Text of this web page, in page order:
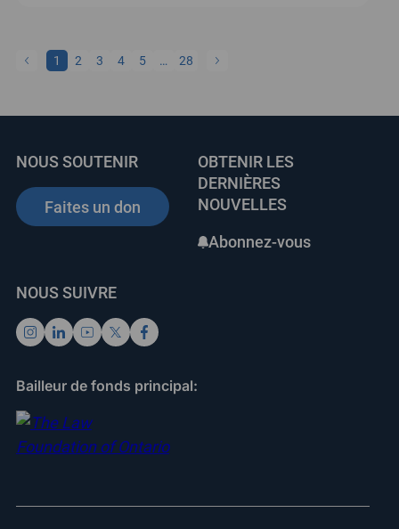
1 2 3 4 5 … 28
NOUS SOUTENIR
Faites un don
OBTENIR LES
DERNIÈRES
NOUVELLES
Abonnez-vous
NOUS SUIVRE
Bailleur de fonds principal: